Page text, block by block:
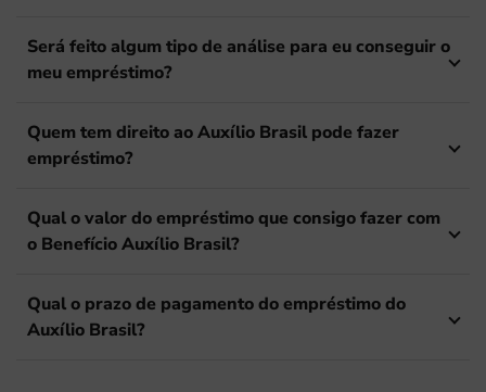
Será feito algum tipo de análise para eu conseguir o
meu empréstimo?
Quem tem direito ao Auxílio Brasil pode fazer
empréstimo?
Qual o valor do empréstimo que consigo fazer com
o Benefício Auxílio Brasil?
Qual o prazo de pagamento do empréstimo do
Auxílio Brasil?